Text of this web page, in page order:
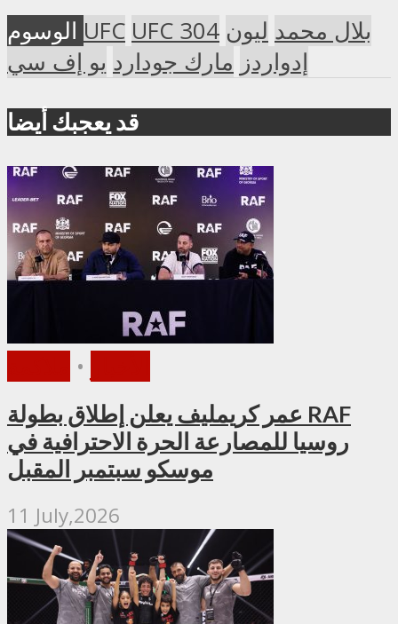
UFC UFC 304 بلال محمد ليون
إدواردز مارك جودارد يو إف سي
قد يعجبك أيضا
•
عمر كريمليف يعلن إطلاق بطولة RAF
روسيا للمصارعة الحرة الاحترافية في
موسكو سبتمبر المقبل
11 July,2026